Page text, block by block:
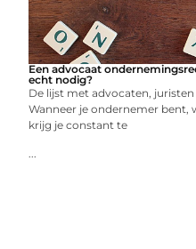
Een advocaat
echt nodig?
De lijst met advocaten,
Wanneer je ondernemer bent,
krijg je constant te
...